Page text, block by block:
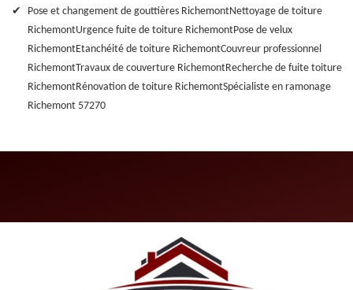
Pose et changement de gouttières RichemontNettoyage de toiture
RichemontUrgence fuite de toiture RichemontPose de velux
RichemontEtanchéité de toiture RichemontCouvreur professionnel
RichemontTravaux de couverture RichemontRecherche de fuite toiture
RichemontRénovation de toiture RichemontSpécialiste en ramonage
Richemont 57270